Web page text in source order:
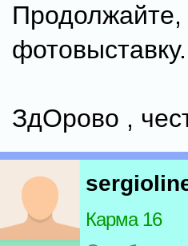
фотовыставку.
ЗдОрово ,
Карма 16